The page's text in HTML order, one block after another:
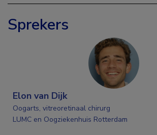
Sprekers
Elon van Dijk
Oogarts, vitreoretinaal chirurg
LUMC en Oogziekenhuis Rotterdam